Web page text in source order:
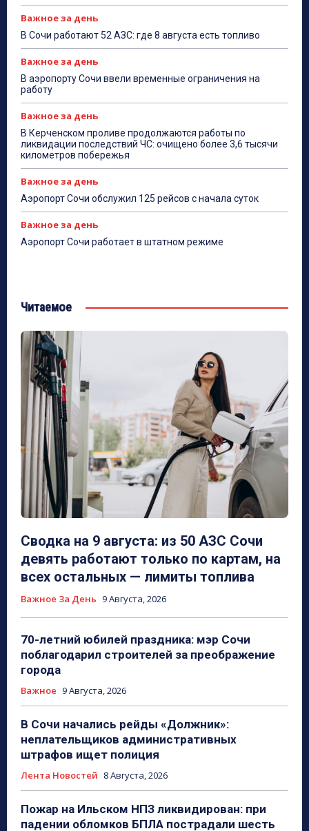
Важное за день
В Сочи работают 52 АЗС: где 8 августа есть топливо
Важное за день
В аэропорту Сочи ввели временные ограничения на
работу
Важное за день
В Керченском проливе продолжаются работы по
ликвидации последствий ЧС: очищено более 3,6 тысячи
километров побережья
Важное за день
Аэропорт Сочи обслужил 125 рейсов с начала суток
Важное за день
Аэропорт Сочи работает в штатном режиме
Читаемое
Сводка на 9 августа: из 50 АЗС Сочи
девять работают только по картам, на
всех остальных — лимиты топлива
Важное За День 9 Августа, 2026
70-летний юбилей праздника: мэр Сочи
поблагодарил строителей за преображение
города
Важное 9 Августа, 2026
В Сочи начались рейды «Должник»:
неплательщиков административных
штрафов ищет полиция
Лента Новостей 8 Августа, 2026
Пожар на Ильском НПЗ ликвидирован: при
падении обломков БПЛА пострадали шесть